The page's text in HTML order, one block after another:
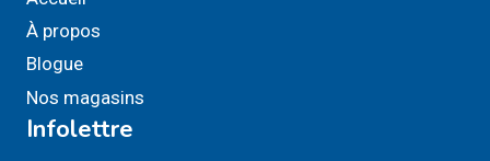
À propos
Blogue
Nos magasins
Infolettre